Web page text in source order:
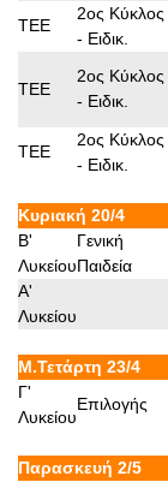
ΤΕΕ
2ος Κύκλος
- Ειδικ.
ΤΕΕ
2ος Κύκλος
- Ειδικ.
ΤΕΕ
2ος Κύκλος
- Ειδικ.
Κυριακή 20/4
B'
Λυκείου
Γενική
Παιδεία
A'
Λυκείου
Μ.Τετάρτη 23/4
Γ'
Λυκείου
Επιλογής
Παρασκευή 2/5